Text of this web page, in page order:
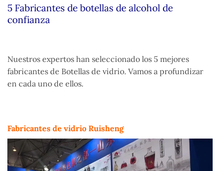
5 Fabricantes de botellas de alcohol de
confianza
Nuestros expertos han seleccionado los 5 mejores
fabricantes de Botellas de vidrio. Vamos a profundizar
en cada uno de ellos.
Fabricantes de vidrio Ruisheng